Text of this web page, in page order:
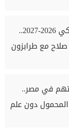
القنوات الناقلة للدوري التركي 2026-2027..
مع طرابزون
في مصر..
دون علم